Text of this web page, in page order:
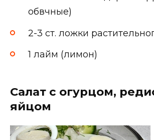
обвчные)
2-3 ст. ложки
1 лайм (лимон)
Салат с огурцом,
яйцом